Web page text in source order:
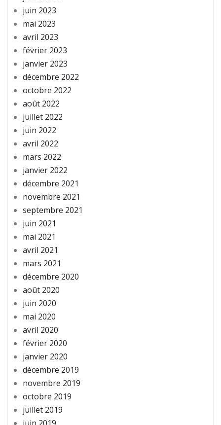
juin 2023
mai 2023
avril 2023
février 2023
janvier 2023
décembre 2022
octobre 2022
août 2022
juillet 2022
juin 2022
avril 2022
mars 2022
janvier 2022
décembre 2021
novembre 2021
septembre 2021
juin 2021
mai 2021
avril 2021
mars 2021
décembre 2020
août 2020
juin 2020
mai 2020
avril 2020
février 2020
janvier 2020
décembre 2019
novembre 2019
octobre 2019
juillet 2019